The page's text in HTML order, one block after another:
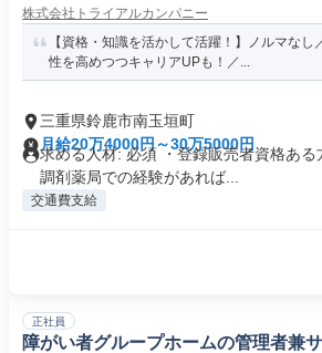
株式会社トライアルカンパニー
【資格・知識を活かして活躍！】ノルマなし
性を⾼めつつキャリアUPも！／...
三重県鈴鹿市南玉垣町
月給20万4000円～30万5000円
求める人材: 必須 ・登録販売者資格あ
調剤薬局での経験があれば...
交通費支給
正社員
障がい者グループホームの管理者兼